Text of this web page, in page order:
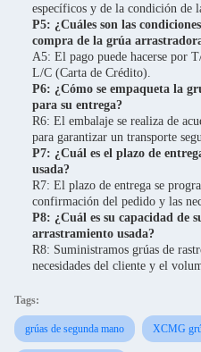
específicos y de la condición de
P5: ¿Cuáles son las
compra de la grúa
A5: El pago puede hacerse por
L/C (Carta de Crédito).
P6: ¿Cómo se empaqueta la
para su entrega?
R6: El embalaje se realiza de
para garantizar un transporte
P7: ¿Cuál es el plazo de
usada?
R7: El plazo de entrega se
confirmación del pedido y las
P8: ¿Cuál es su capacidad de
arrastramiento usada?
R8: Suministramos grúas de
necesidades del cliente y el
Tags:
grúas de segunda mano XCMG